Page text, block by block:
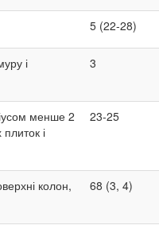
5 (22-28)
і
3
менше 2
і
23-25
колон,
68 (3, 4)